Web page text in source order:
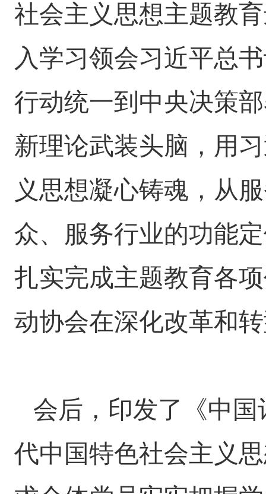
社会主义思想主题教
入学习领会习近平总
行动统一到中央决策
新理论武装头脑，用
义思想凝心铸魂，从
众、服务行业的功能
扎实完成主题教育各
动协会在深化改革和
会后，印发了《中
代中国特色社会主义